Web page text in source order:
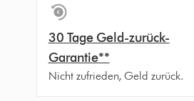
30 Tage Geld-zurück-
Garantie**
Nicht zufrieden, Geld zurück.